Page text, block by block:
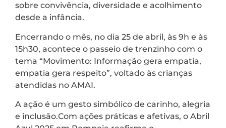
sobre convivência, diversidade e acolhimento
desde a infância.
Encerrando o mês, no dia 25 de abril, às 9h e às
15h30, acontece o passeio de trenzinho com o
tema “Movimento: Informação gera empatia,
empatia gera respeito”, voltado às crianças
atendidas no AMAI.
A ação é um gesto simbólico de carinho, alegria
e inclusão.Com ações práticas e afetivas, o Abril